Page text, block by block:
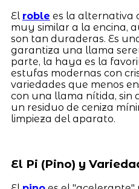
El roble es la alternativa
muy similar a la encina,
son tan duraderas. Es
garantiza una llama
parte, la haya es la
estufas modernas con
variedades que menos
con una llama nítida, sin
un residuo de ceniza
limpieza del aparato.
El Pi (Pino) y